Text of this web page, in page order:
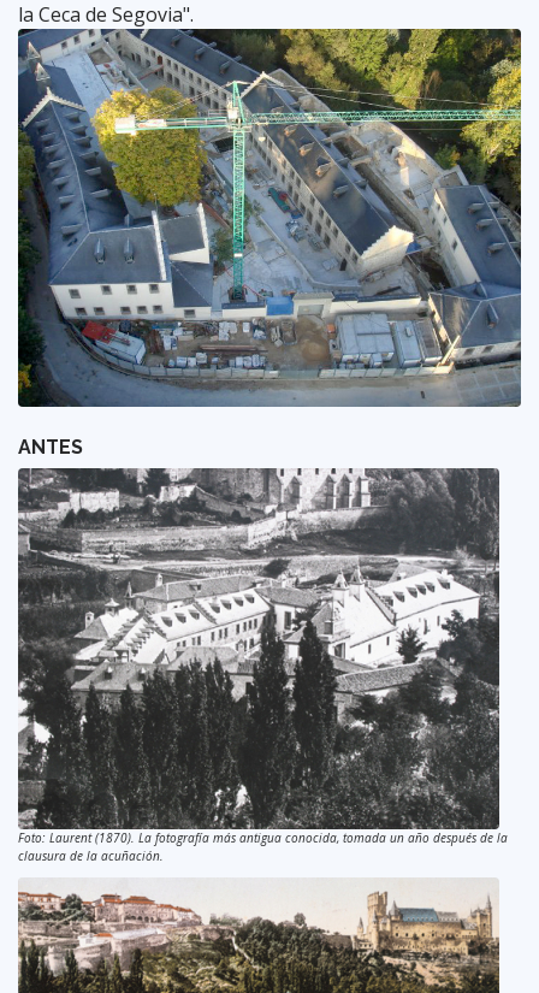
la Ceca de Segovia".
ANTES
Foto: Laurent (1870). La fotografía más antigua conocida, tomada un año después de la
clausura de la acuñación.